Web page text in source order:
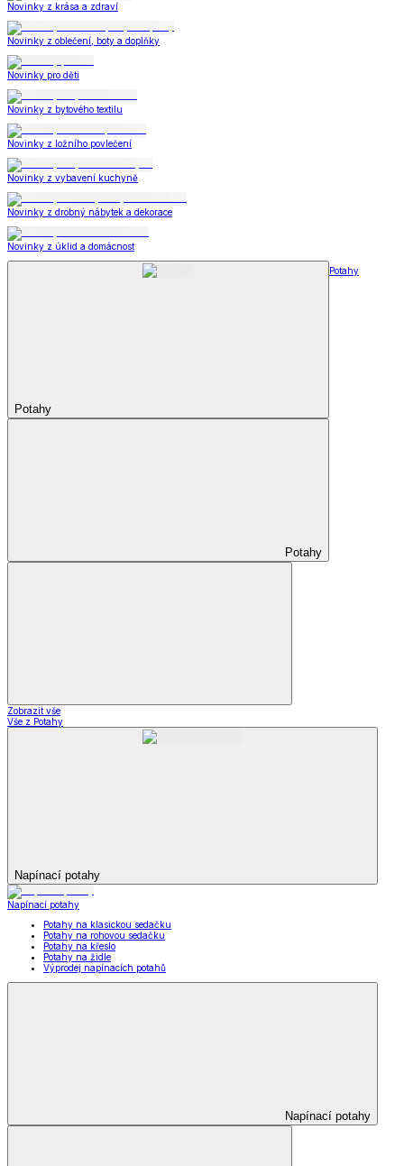
Novinky z krása a zdraví
Novinky z oblečení, boty a doplňky
Novinky pro děti
Novinky z bytového textilu
Novinky z ložního povlečení
Novinky z vybavení kuchyně
Novinky z drobný nábytek a dekorace
Novinky z úklid a domácnost
Potahy
Potahy
Potahy
Zobrazit vše
Vše z Potahy
Napínací potahy
Napínací potahy
Potahy na klasickou sedačku
Potahy na rohovou sedačku
Potahy na křeslo
Potahy na židle
Výprodej napínacích potahů
Napínací potahy